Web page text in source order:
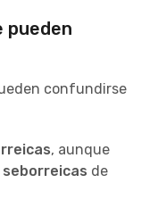
pueden
confundirse
, aunque
de